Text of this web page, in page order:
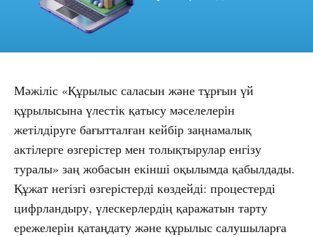
Мәжіліс «Құрылыс саласын және тұрғын үй
құрылысына үлестік қатысу мәселелерін
жетілдіруге бағытталған кейбір заңнамалық
актілерге өзгерістер мен толықтырулар енгізу
туралы» заң жобасын екінші оқылымда қабылдады.
Құжат негізгі өзгерістерді көздейді: процестерді
цифрландыру, үлескерлердің қаражатын тарту
ережелерін қатаңдату және құрылыс салушыларға